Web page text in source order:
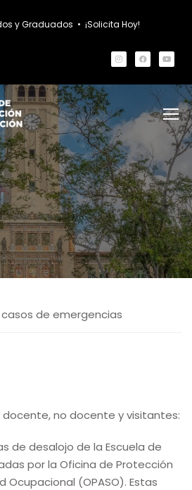
y Graduados • ¡Solicita Hoy!
de emergencias
docente, no docente y visitantes:
de desalojo de la Escuela de
por la Oficina de Protección
Ocupacional (OPASO). Estas